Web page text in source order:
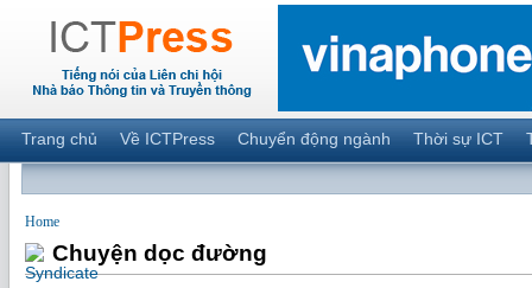
Trang chủ Về ICTPress Chuyển động ngành Thời sự ICT
Home
Chuyện dọc đường